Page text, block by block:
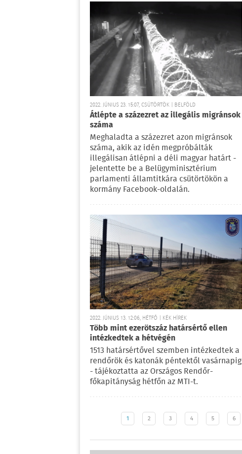
2022. JÚNIUS 23. 15:07, CSÜTÖRTÖK | BELFÖLD
Átlépte a százezret az illegális migránsok
száma
Meghaladta a százezret azon migránsok
száma, akik az idén megpróbálták
illegálisan átlépni a déli magyar határt -
jelentette be a Belügyminisztérium
parlamenti államtitkára csütörtökön a
kormány Facebook-oldalán.
2022. JÚNIUS 13. 12:06, HÉTFŐ | KÉK HÍREK
Több mint ezerötszáz határsértő ellen
intézkedtek a hétvégén
1513 határsértővel szemben intézkedtek a
rendőrök és katonák péntektől vasárnapig
- tájékoztatta az Országos Rendőr-
főkapitányság hétfőn az MTI-t.
1 2 3 4 5 6